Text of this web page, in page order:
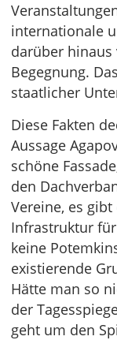
internationale
darüber
Begegnung.
staatlicher
Diese Fakten
Aussage
schöne
den
Vereine, es
Infrastruktur für
keine
existierende
Hätte man so
der
geht um den